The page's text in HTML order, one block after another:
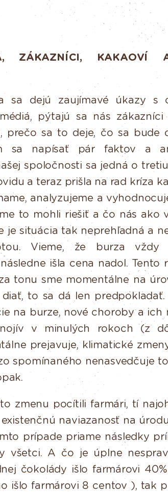
ZÁKAZNÍCI, KAKAOVÍ
sa dejú zaujímavé úkazy s
médiá, pýtajú sa nás
prečo sa to deje, čo sa bude
sa napísať pár faktov a
spoločnosti sa jedná o
a teraz prišla na rad kríza
analyzujeme a
to mohli riešiť a čo nás ako
je situácia tak neprehľadná a
Vieme, že burza vždy
išla cena nadol. Tento
tonu sme momentálne na
to sa dá len predpokladať.
na burze, nové choroby a ich
v minulých rokoch (z
prejavuje, klimatické
spomínaného nenasvedčuje
zmenu pocítili farmári, tí
existenčnú naviazanosť na úrodu
prípade priame následky
všetci. A čo je úplne
čokolády išlo farmárovi
išlo farmárovi 8 centov ), tak